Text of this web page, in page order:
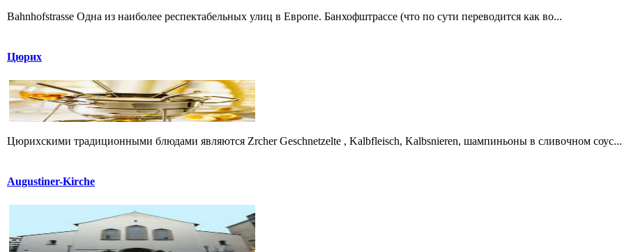
Bahnhofstrasse Одна из наиболее респектабельных улиц в Европе. Банхофштрассе (что по сути переводится как во...
Цюрих
Цюрихскими традиционными блюдами являются Zrcher Geschnetzelte , Kalbfleisch, Kalbsnieren, шампиньоны в сливочном соус...
Augustiner-Kirche